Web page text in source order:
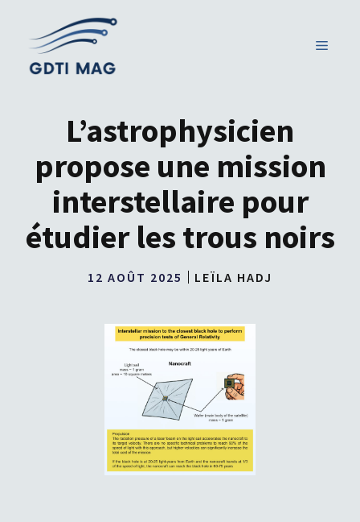
contenu
MENU
L’astrophysicien
propose une mission
interstellaire pour
étudier les trous noirs
12 AOÛT 2025 LEÏLA HADJ